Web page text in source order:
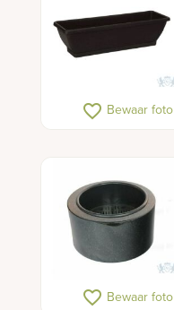
favorite_border Bewaar foto
favorite_border Bewaar foto